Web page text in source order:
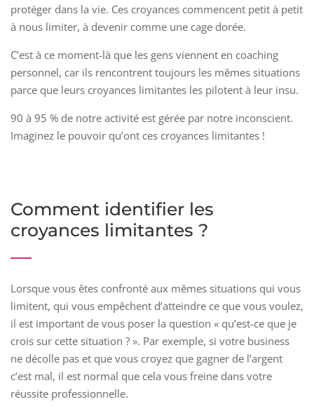
protéger dans la vie. Ces croyances commencent petit à petit
à nous limiter, à devenir comme une cage dorée.
C’est à ce moment-là que les gens viennent en coaching
personnel, car ils rencontrent toujours les mêmes situations
parce que leurs croyances limitantes les pilotent à leur insu.
90 à 95 % de notre activité est gérée par notre inconscient.
Imaginez le pouvoir qu’ont ces croyances limitantes !
Comment identifier les
croyances limitantes ?
Lorsque vous êtes confronté aux mêmes situations qui vous
limitent, qui vous empêchent d’atteindre ce que vous voulez,
il est important de vous poser la question « qu’est-ce que je
crois sur cette situation ? ». Par exemple, si votre business
ne décolle pas et que vous croyez que gagner de l’argent
c’est mal, il est normal que cela vous freine dans votre
réussite professionnelle.